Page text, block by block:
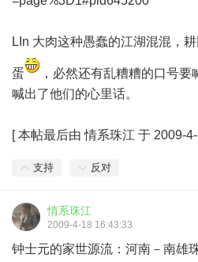
LIn 大肉这种愚蠢的江湖混混，
蛋
，必然还有乱糟糟的口号
喊出了他们的心里话。
[本帖最后由 情系珠江 于 2009-
支持 反对
情系珠江
2009-4-18 16:43:33
钟士元的家世源流：河南－南雄